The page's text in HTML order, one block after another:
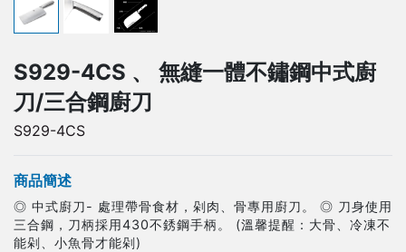
S929-4CS 、 無縫一體不鏽鋼中式廚
刀/三合鋼廚刀
S929-4CS
商品簡述
◎ 中式廚刀- 處理帶骨食材，剁肉、骨專用廚刀。 ◎ 刀身使用
三合鋼，刀柄採用430不銹鋼手柄。 (溫馨提醒：大骨、冷凍不
能剁、小魚骨才能剁)